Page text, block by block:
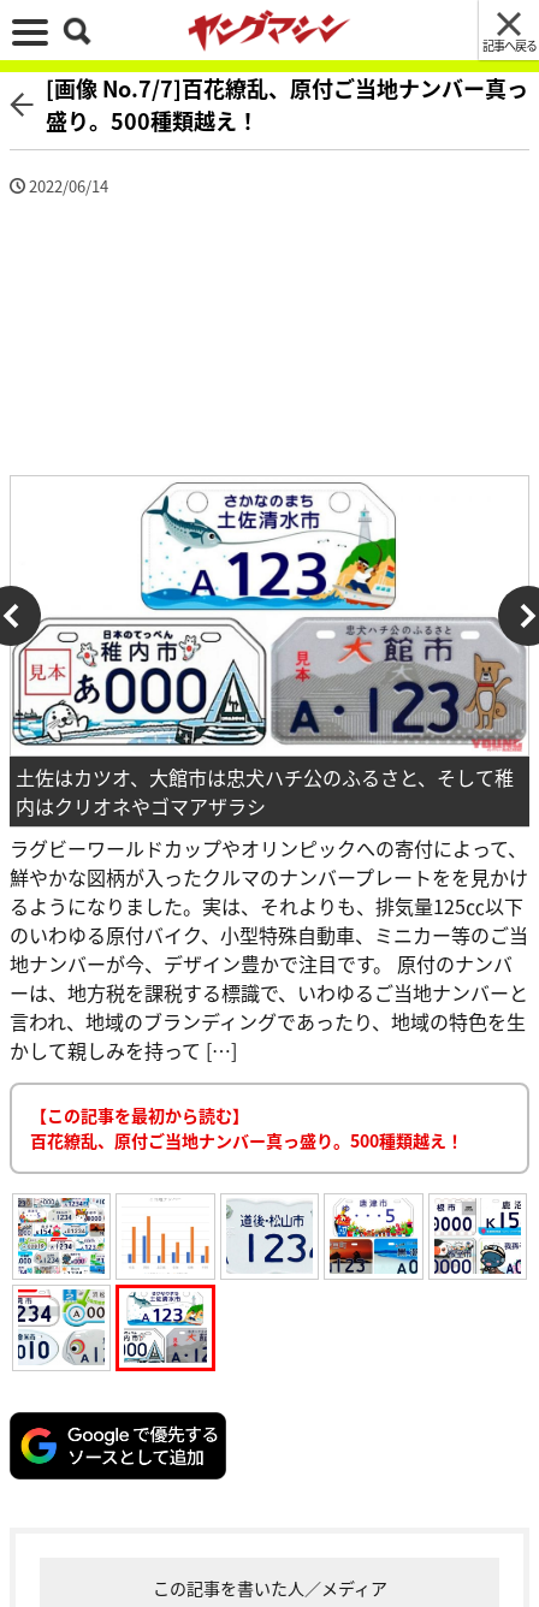
記事へ戻る
[画像 No.7/7]百花繚乱、原付ご当地ナンバー真っ
盛り。500種類越え！
2022/06/14
土佐はカツオ、大館市は忠犬ハチ公のふるさと、そして稚
内はクリオネやゴマアザラシ
ラグビーワールドカップやオリンピックへの寄付によって、
鮮やかな図柄が入ったクルマのナンバープレートをを見かけ
るようになりました。実は、それよりも、排気量125㏄以下
のいわゆる原付バイク、小型特殊自動車、ミニカー等のご当
地ナンバーが今、デザイン豊かで注目です。 原付のナンバ
ーは、地方税を課税する標識で、いわゆるご当地ナンバーと
言われ、地域のブランディングであったり、地域の特色を生
かして親しみを持って […]
【この記事を最初から読む】
百花繚乱、原付ご当地ナンバー真っ盛り。500種類越え！
この記事を書いた人／メディア